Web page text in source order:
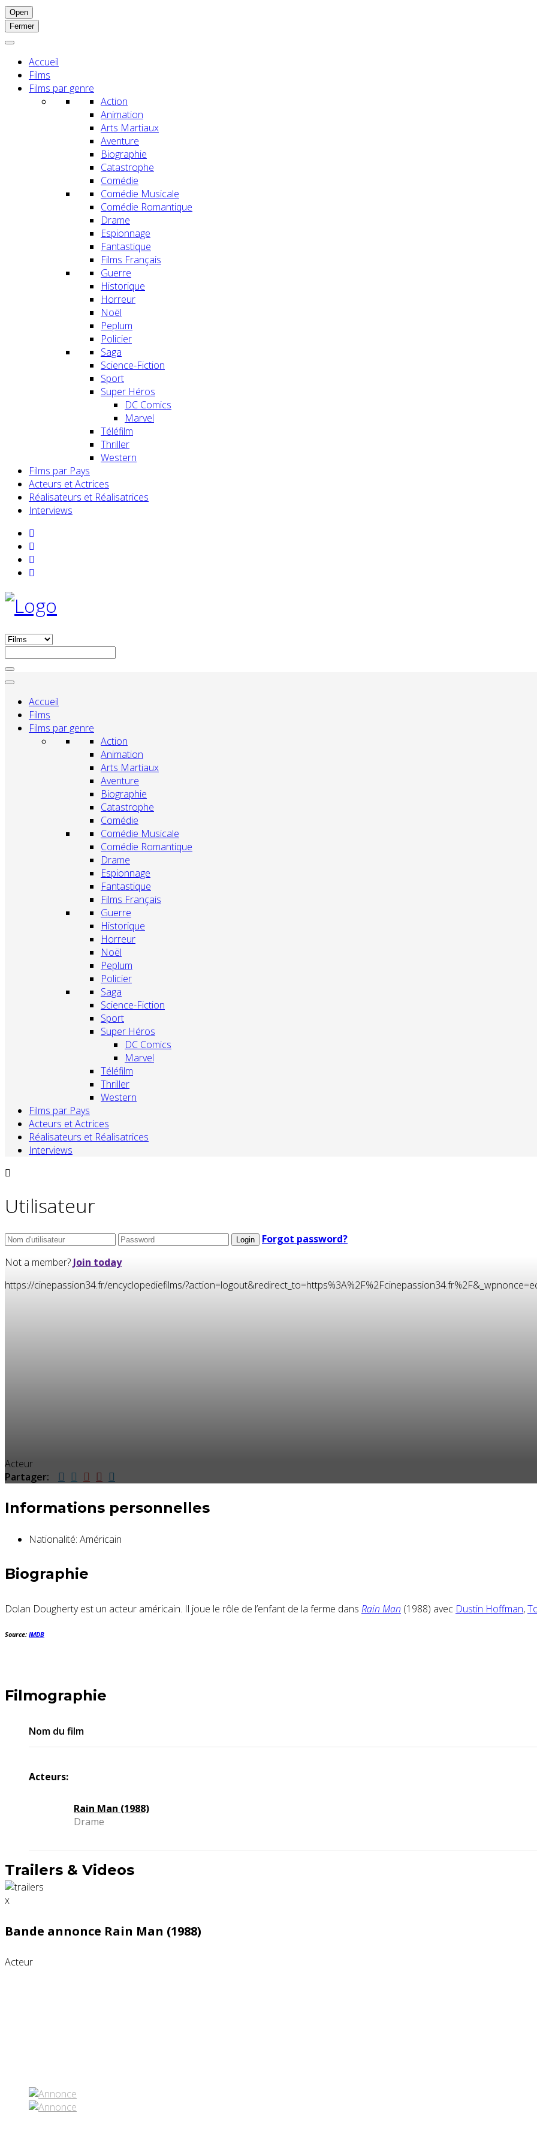
Open
Fermer
Accueil
Films
Films par genre
Action
Animation
Arts Martiaux
Aventure
Biographie
Catastrophe
Comédie
Comédie Musicale
Comédie Romantique
Drame
Espionnage
Fantastique
Films Français
Guerre
Historique
Horreur
Noël
Peplum
Policier
Saga
Science-Fiction
Sport
Super Héros
DC Comics
Marvel
Téléfilm
Thriller
Western
Films par Pays
Acteurs et Actrices
Réalisateurs et Réalisatrices
Interviews
Accueil
Films
Films par genre
Action
Animation
Arts Martiaux
Aventure
Biographie
Catastrophe
Comédie
Comédie Musicale
Comédie Romantique
Drame
Espionnage
Fantastique
Films Français
Guerre
Historique
Horreur
Noël
Peplum
Policier
Saga
Science-Fiction
Sport
Super Héros
DC Comics
Marvel
Téléfilm
Thriller
Western
Films par Pays
Acteurs et Actrices
Réalisateurs et Réalisatrices
Interviews
Utilisateur
Forgot password?
Not a member? Join today
https://cinepassion34.fr/encyclopediefilms/
Acteur
Partager:
Informations personnelles
Nationalité: Américain
Biographie
Dolan Dougherty est un acteur américain. Il joue le rôle de l’enfant de la ferme dans Rain Man (1988) avec Dustin Hoffman,
Source: IMDB
Filmographie
Nom du film
Acteurs:
Rain Man (1988)
Drame
Trailers & Videos
x
Bande annonce Rain Man (1988)
Acteur